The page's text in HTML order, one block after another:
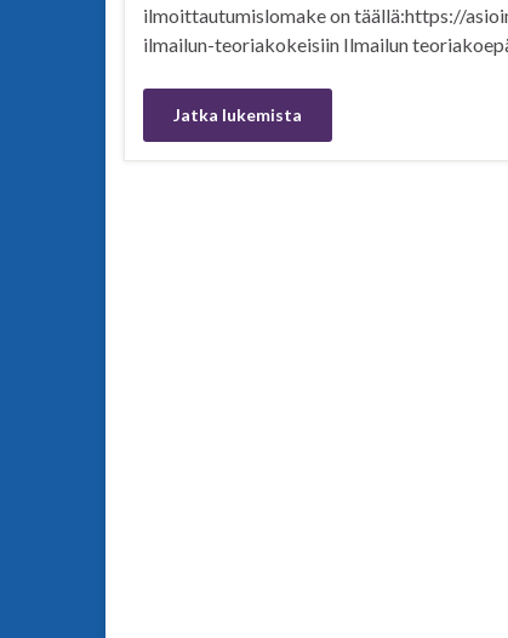
ilmoittautumislomake on täällä:https://
ilmailun-teoriakokeisiin Ilmailun
Jatka lukemista